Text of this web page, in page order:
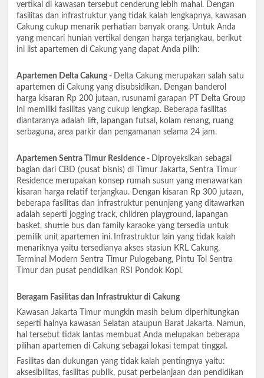
vertikal di kawasan tersebut cenderung lebih mahal. Dengan
fasilitas dan infrastruktur yang tidak kalah lengkapnya, kawasan
Cakung cukup menarik perhatian banyak orang. Untuk Anda
yang mencari hunian vertikal dengan harga terjangkau, berikut
ini list apartemen di Cakung yang dapat Anda pilih:
Apartemen Delta Cakung - Delta Cakung merupakan salah satu
apartemen di Cakung yang disubsidikan. Dengan banderol
harga kisaran Rp 200 jutaan, rusunami garapan PT Delta Group
ini memiliki fasilitas yang cukup lengkap. Beberapa fasilitas
diantaranya adalah lift, lapangan futsal, kolam renang, ruang
serbaguna, area parkir dan pengamanan selama 24 jam.
Apartemen Sentra Timur Residence - Diproyeksikan sebagai
bagian dari CBD (pusat bisnis) di Timur Jakarta, Sentra Timur
Residence merupakan konsep rumah susun yang menawarkan
kisaran harga relatif terjangkau. Dengan kisaran Rp 300 jutaan,
beberapa fasilitas dan infrastruktur penunjang yang ditawarkan
adalah seperti jogging track, children playground, lapangan
basket, shuttle bus dan family karaoke yang tersedia untuk
pemilik unit apartemen ini. Infrastruktur lain yang tidak kalah
menariknya yaitu tersedianya akses stasiun KRL Cakung,
Terminal Modern Sentra Timur Pulogebang, Pintu Tol Sentra
Timur dan pusat pendidikan RSI Pondok Kopi.
Beragam Fasilitas dan Infrastruktur di Cakung
Kawasan Jakarta Timur mungkin masih belum diperhitungkan
seperti halnya kawasan Selatan ataupun Barat Jakarta. Namun,
hal tersebut tidak lantas membuat Anda melupakan beberapa
pilihan apartemen di Cakung sebagai lokasi tempat tinggal.
Fasilitas dan dukungan yang tidak kalah pentingnya yaitu:
aksesibilitas, fasilitas publik, pusat perbelanjaan dan pendidikan